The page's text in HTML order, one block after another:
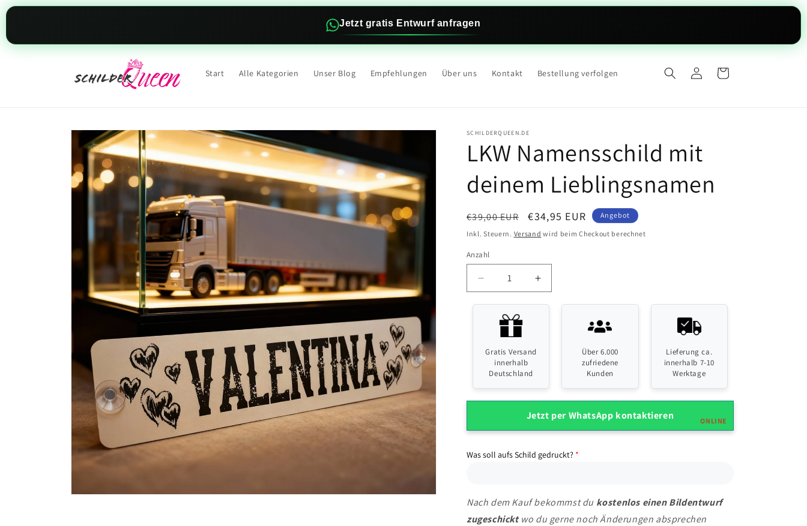
Jetzt gratis Entwurf anfragen
Start Alle Kategorien Unser Blog Empfehlungen Über uns Kontakt Bestellung verfolgen EinloggenWarenkorb
Zu
Produktinformationen
springen
SCHILDERQUEEN.DE
LKW Namensschild mit
deinem Lieblingsnamen
Normaler
Preis
€39,00 EUR Verkaufspreis
€34,95 EUR Angebot
Inkl. Steuern. Versand wird beim Checkout berechnet
Anzahl
Anzahl
die
Menge
LKW
mit
die
mit
deinem
Gratis Versand
innerhalb
Deutschland
Über 6.000
zufriedene
Kunden
Lieferung ca.
innerhalb 7-10
Werktage
Jetzt per WhatsApp kontaktieren ONLINE
Was soll aufs Schild gedruckt?
Nach dem Kauf bekommst du kostenlos einen Bildentwurf
zugeschicktwo du gerne noch Änderungen absprechen